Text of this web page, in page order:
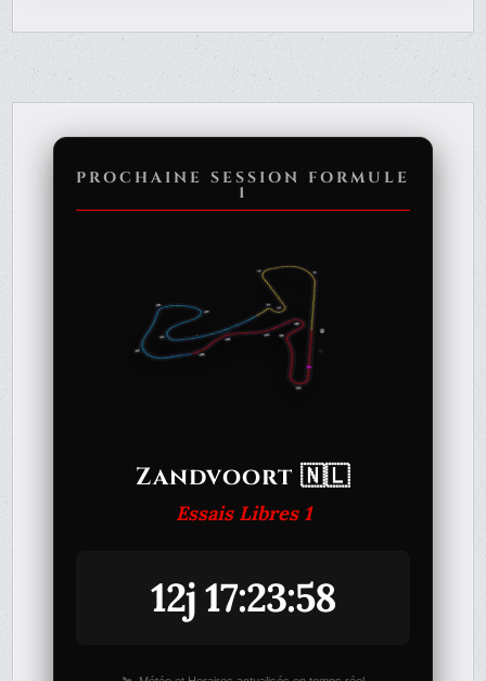
PROCHAINE SESSION FORMULE
1
Zandvoort 🇳🇱
Essais Libres 1
12j 17:23:58